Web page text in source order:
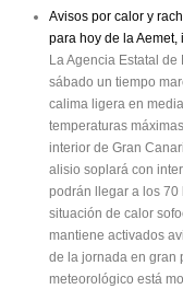
Avisos por calor y
para hoy de la Aemet,
La Agencia Estatal
sábado un tiempo
calima ligera en
temperaturas
interior de Gran
alisio soplará con
podrán llegar a los 70
situación de calor
mantiene activados
de la jornada en gran
meteorológico está